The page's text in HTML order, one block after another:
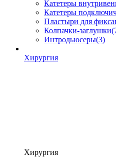
Катетеры
Катетеры
Пластыри для
Колпачки-заглушки
Интродьюсеры(3)
Хирургия
Хирургия